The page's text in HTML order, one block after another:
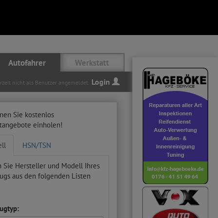
Autofahrer Werkstatt
nicht als Benutzer angemeldet. Login
Sie kostenlos
einholen!
HSN/TSN
Sie Hersteller und Modell Ihres
aus den folgenden Listen